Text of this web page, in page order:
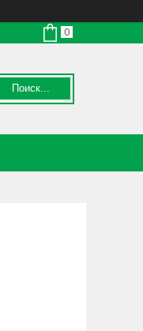
Поиск...